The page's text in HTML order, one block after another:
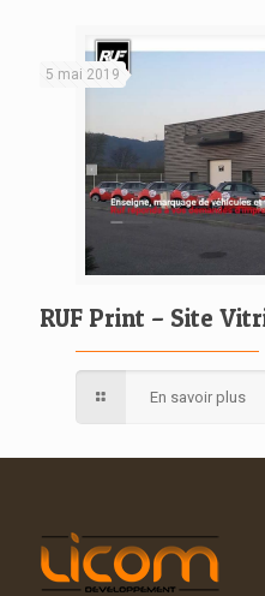
5 mai 2019
RUF Print – Site
En savoir plus